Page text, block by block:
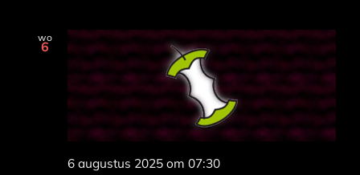
wo
6
6 augustus 2025 om 07:30